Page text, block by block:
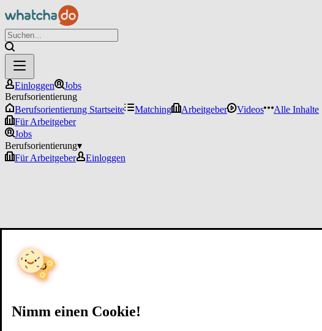
Nimm einen Cookie!
Einloggen
Jobs
Berufsorientierung
Berufsorientierung Startseite
Matching Arbeitgeber Videos
Alle Inhalte
Für Arbeitgeber
Jobs
Berufsorientierung▾
Für Arbeitgeber
Einloggen